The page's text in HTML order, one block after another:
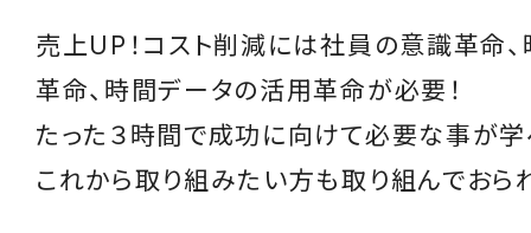
売上UP！コスト削減には社員の意識革命
革命、時間データの活用革命が必要！
たった３時間で成功に向けて必要な事が学
これから取り組みたい方も取り組んでおら